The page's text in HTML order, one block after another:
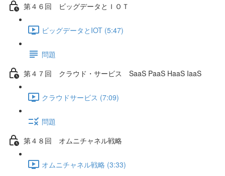
第４６回 ビッグデータとＩＯＴ
ビッグデータとIOT (5:47)
問題
第４７回 クラウド・サービス SaaS PaaS HaaS IaaS
クラウドサービス (7:09)
問題
第４８回 オムニチャネル戦略
オムニチャネル戦略 (3:33)